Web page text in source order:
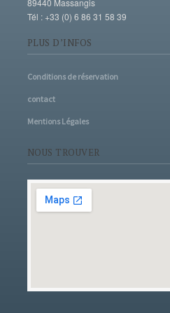
89440 Massangis
Tél : +33 (0) 6 86 31 58 39
PLUS D’INFOS
Conditions de réservation
contact
Mentions Légales
NOUS TROUVER